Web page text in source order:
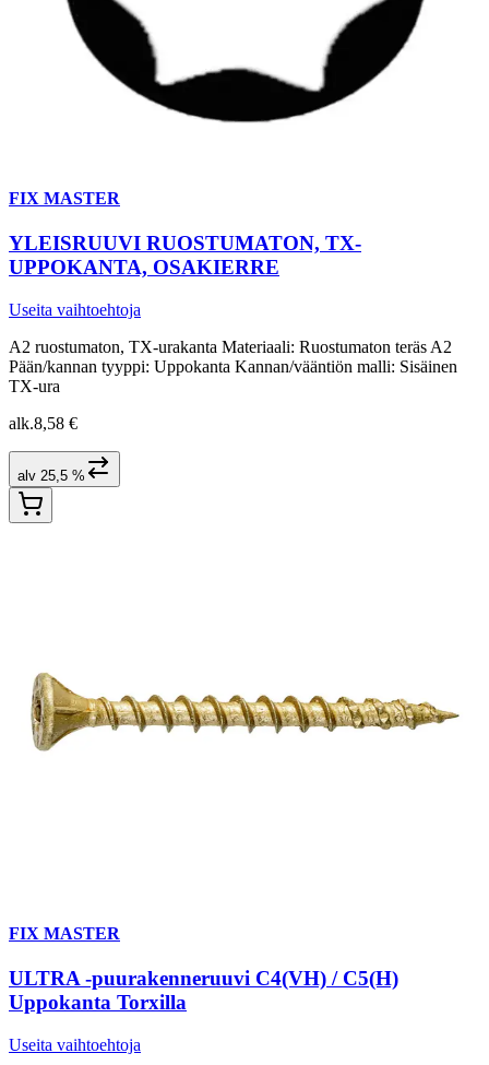
FIX MASTER
YLEISRUUVI RUOSTUMATON, TX-
UPPOKANTA, OSAKIERRE
Useita vaihtoehtoja
A2 ruostumaton, TX-urakanta Materiaali: Ruostumaton teräs A2
Pään/kannan tyyppi: Uppokanta Kannan/vääntiön malli: Sisäinen
TX-ura
alk.8,58 €
alv 25,5 %
FIX MASTER
ULTRA -puurakenneruuvi C4(VH) / C5(H)
Uppokanta Torxilla
Useita vaihtoehtoja